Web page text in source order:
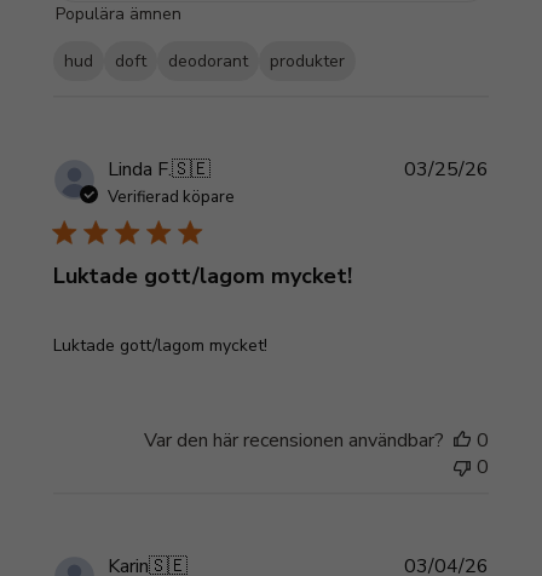
Populära ämnen
hud doft deodorant produkter
Linda F.🇸🇪
Verifierad köpare
Luktade gott/lagom mycket!
Luktade gott/lagom mycket!
03/25/26
Var den här recensionen användbar?
0
0
Karin🇸🇪 03/04/26